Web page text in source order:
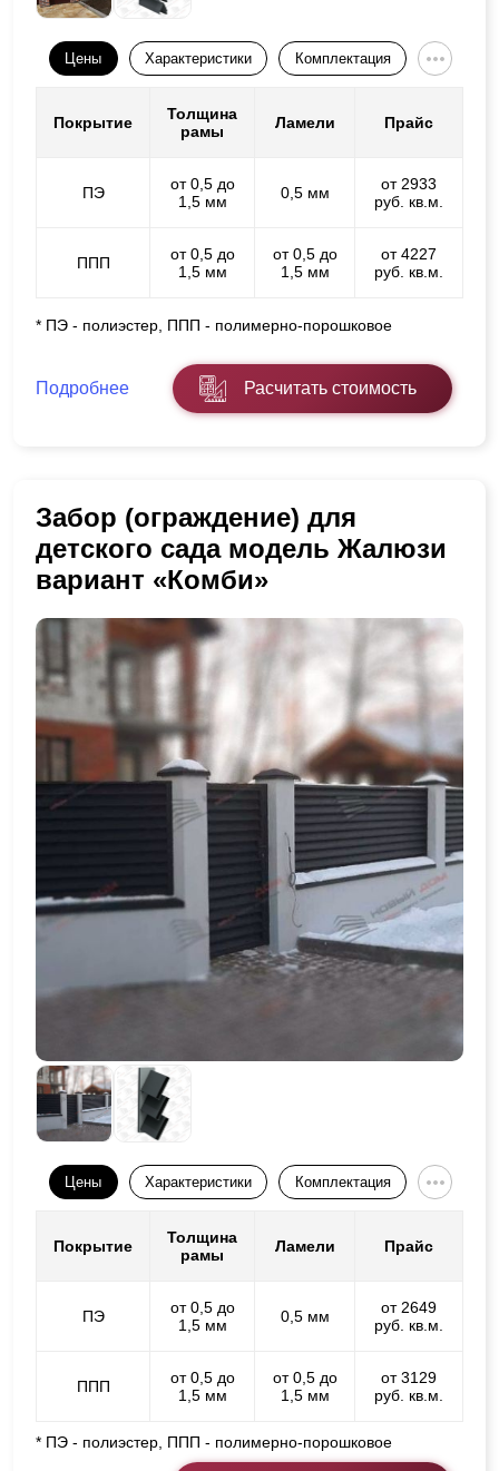
Цены Характеристики Комплектация
Покрытие
Толщина
рамы
Ламели Прайс
ПЭ
от 0,5 до
1,5 мм
0,5 мм
от 2933
руб. кв.м.
ППП
от 0,5 до
1,5 мм
от 0,5 до
1,5 мм
от 4227
руб. кв.м.
* ПЭ - полиэстер, ППП - полимерно-порошковое
Подробнее Расчитать стоимость
Забор (ограждение) для
детского сада модель Жалюзи
вариант «Комби»
Цены Характеристики Комплектация
Покрытие
Толщина
рамы
Ламели Прайс
ПЭ
от 0,5 до
1,5 мм
0,5 мм
от 2649
руб. кв.м.
ППП
от 0,5 до
1,5 мм
от 0,5 до
1,5 мм
от 3129
руб. кв.м.
* ПЭ - полиэстер, ППП - полимерно-порошковое